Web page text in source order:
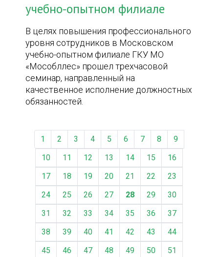
учебно-опытном филиале
В целях повышения профессионального
уровня сотрудников в Московском
учебно-опытном филиале ГКУ МО
«Мособллес» прошел трехчасовой
семинар, направленный на
качественное исполнение должностных
обязанностей.
1 2 3 4 5 6 7 8
9
10
11 12 13 14 15
16
17
18 19 20 21 22
23
24
25 26 27 28 29
30
31
32 33 34 35 36
37
38
39 40 41 42 43
44
45
46 47 48 49 50
51